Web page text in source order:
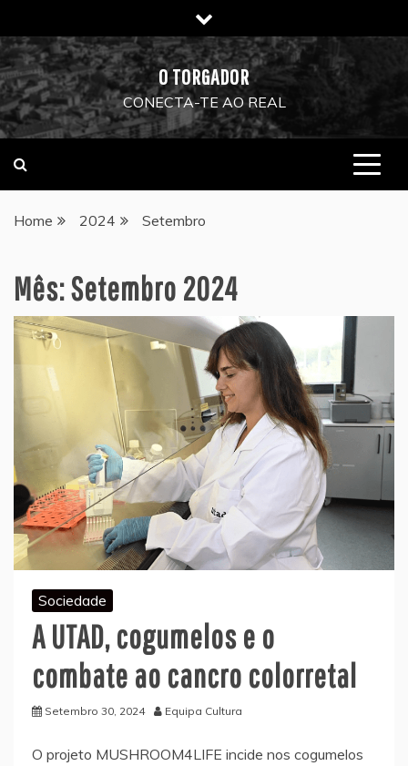
to
content
O TORGADOR
CONECTA-TE AO REAL
Home 2024 Setembro
Mês:Setembro 2024
Sociedade
A UTAD, cogumelos e o
combate ao cancro colorretal
Setembro 30, 2024 Equipa Cultura
O projeto MUSHROOM4LIFE incide nos cogumelos